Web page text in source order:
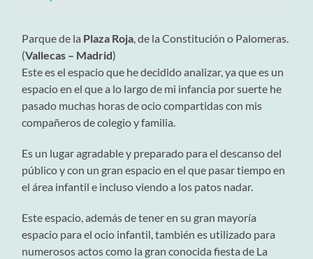
Parque de la Plaza Roja, de la Constitución o Palomeras.
(Vallecas – Madrid)
Este es el espacio que he decidido analizar, ya que es un
espacio en el que a lo largo de mi infancia por suerte he
pasado muchas horas de ocio compartidas con mis
compañeros de colegio y familia.
Es un lugar agradable y preparado para el descanso del
público y con un gran espacio en el que pasar tiempo en
el área infantil e incluso viendo a los patos nadar.
Este espacio, además de tener en su gran mayoría
espacio para el ocio infantil, también es utilizado para
numerosos actos como la gran conocida fiesta de La